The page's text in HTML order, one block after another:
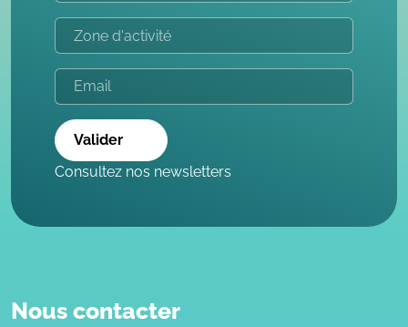
Valider
Consultez nos newsletters
Nous contacter